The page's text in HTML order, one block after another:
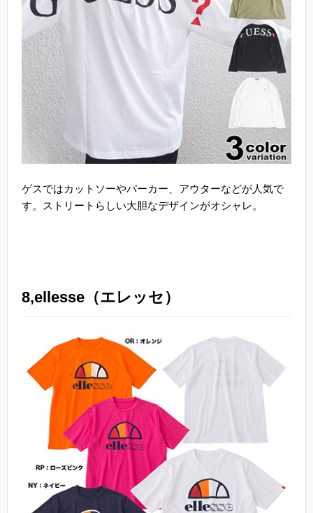
ゲスではカットソーやパーカー、アウターなどが人気で
す。ストリートらしい大胆なデザインがオシャレ。
8,ellesse（エレッセ）